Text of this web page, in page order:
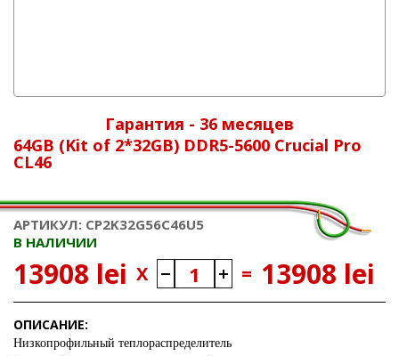
Гарантия - 36 месяцев
64GB (Kit of 2*32GB) DDR5-5600 Crucial Pro
CL46
АРТИКУЛ: CP2K32G56C46U5
В НАЛИЧИИ
13908 lei X = 13908 lei
ОПИСАНИЕ:
Низкопрофильный теплораспределитель